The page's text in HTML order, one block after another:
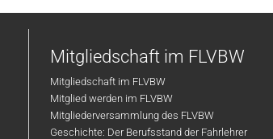
Mitgliedschaft im FLVBW
Mitgliedschaft im FLVBW
Mitglied werden im FLVBW
Mitgliederversammlung des FLVBW
Geschichte: Der Berufsstand der Fahrlehrer